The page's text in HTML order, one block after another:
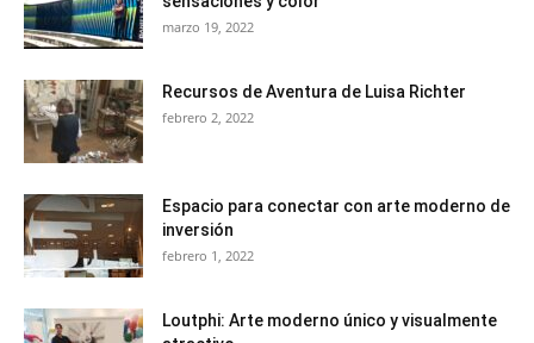
marzo 19, 2022
Recursos de Aventura de Luisa Richter
febrero 2, 2022
Espacio para conectar con arte moderno de
inversión
febrero 1, 2022
Loutphi: Arte moderno único y visualmente